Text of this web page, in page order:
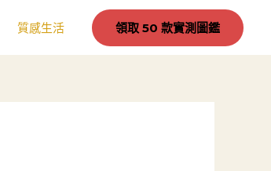
質感生活 領取 50 款實測圖鑑